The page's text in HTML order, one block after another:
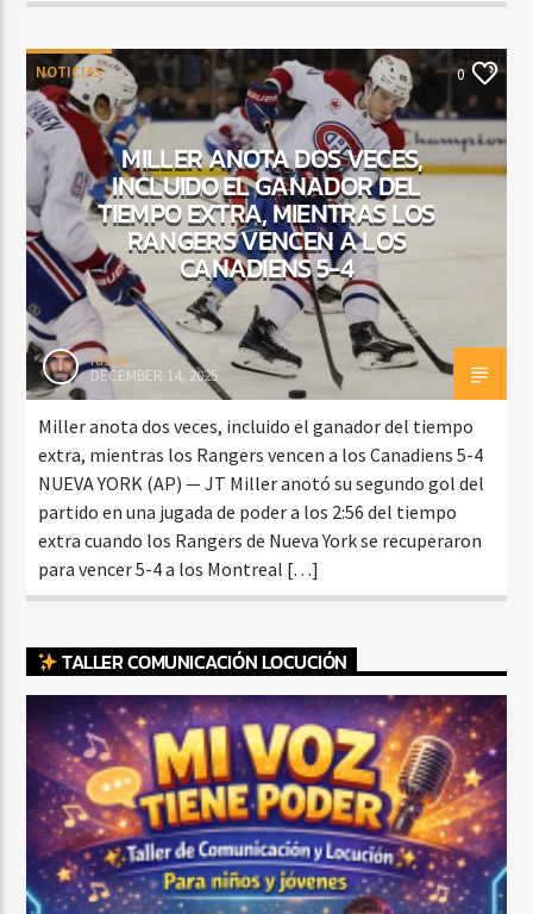
NOTICIAS 0
MILLER ANOTA DOS VECES,
INCLUIDO EL GANADOR DEL
TIEMPO EXTRA, MIENTRAS LOS
RANGERS VENCEN A LOS
CANADIENS 5-4
rasco
DECEMBER 14, 2025
Miller anota dos veces, incluido el ganador del tiempo
extra, mientras los Rangers vencen a los Canadiens 5-4
NUEVA YORK (AP) — JT Miller anotó su segundo gol del
partido en una jugada de poder a los 2:56 del tiempo
extra cuando los Rangers de Nueva York se recuperaron
para vencer 5-4 a los Montreal […]
TALLER COMUNICACIÓN LOCUCIÓN